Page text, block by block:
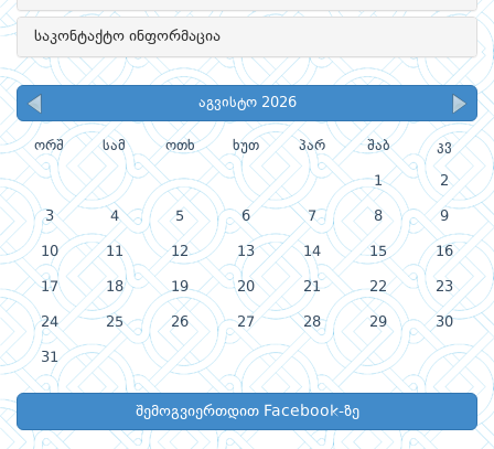
საკონტაქტო ინფორმაცია
აგვისტო 2026
ორშ სამ ოთხ ხუთ პარ შაბ კვ
1 2
3 4 5 6 7 8 9
10 11 12 13 14 15 16
17 18 19 20 21 22 23
24 25 26 27 28 29 30
31
შემოგვიერთდით Facebook-ზე